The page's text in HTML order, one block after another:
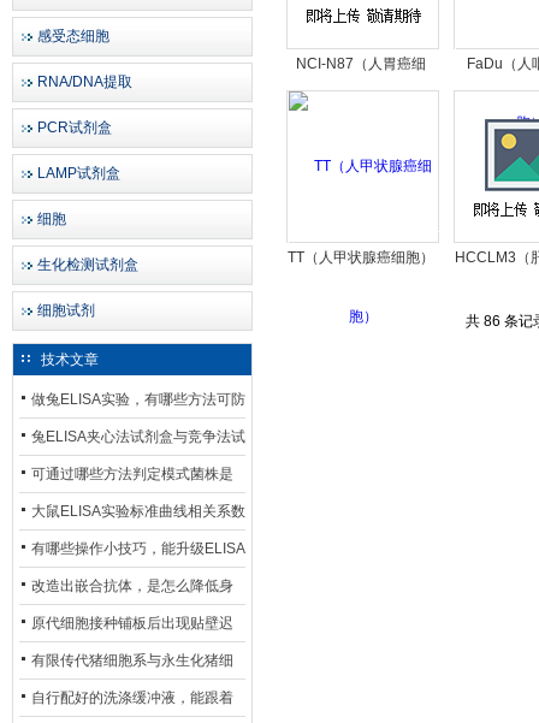
感受态细胞
RNA/DNA提取
PCR试剂盒
LAMP试剂盒
细胞
生化检测试剂盒
细胞试剂
技术文章
做兔ELISA实验，有哪些方法可防
止平台效应发生？
兔ELISA夹心法试剂盒与竞争法试
剂盒，适用检测场景存在哪些差
异？
可通过哪些方法判定模式菌株是
否存在杂菌污染？
大鼠ELISA实验标准曲线相关系数
偏低，可从哪些维度开展问题排
查？
有哪些操作小技巧，能升级ELISA
的LOD与LOQ性能？
改造出嵌合抗体，是怎么降低身
体生成抗鼠抗体（HAMA）的？
原代细胞接种铺板后出现贴壁迟
缓、悬浮细胞数量偏多的现象的
主要诱因
有限传代猪细胞系与永生化猪细
胞系，二者在增殖存活周期上有
自行配好的洗涤缓冲液，能跟着
NCI-N87（人胃癌细
胞）
FaDu（人
胞
TT（人甲状腺癌细胞） HCCLM3（
共 86 条